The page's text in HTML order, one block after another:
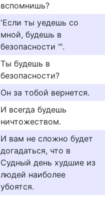
вcпомнишь?
'Если ты уедешь со
мной, будешь в
безопасности "'.
Ты будешь в
безопасности?
Он за тобой вернется.
И всегда будешь
ничтожеством.
И вам не сложно будет
догадаться, что в
Судный день худшие из
людей наиболее
убоятся.